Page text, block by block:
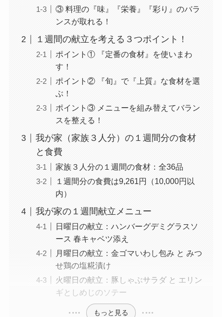
③ 料理の『味』『栄養』『彩り』のバラ
ンスが取れる！
１週間の献立を考える３つポイント！
ポイント① 『定番の食材』を使いまわ
す！
ポイント② 『旬』で『上質』な食材を選
ぶ！
ポイント③ メニューを組み替えてバラン
スを整える！
我が家（家族３人分）の１週間分の食材
と食費
家族３人分の１週間の食材：全36品
１週間分の食費は9,261円（10,000円以
内）
我が家の１週間献立メニュー
日曜日の献立：ハンバーグデミグラスソ
ース 春キャベツ添え
月曜日の献立：金ゴマいわし包み と みつ
せ鶏の塩糀漬け
火曜日の献立：豚しゃぶサラダ と エリン
ギとしめじのソテー
もっと見る